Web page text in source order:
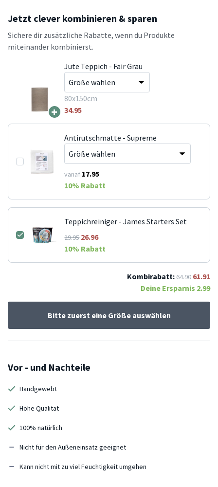
Jetzt clever kombinieren & sparen
Sichere dir zusätzliche Rabatte, wenn du Produkte
miteinander kombinierst.
+
Jute Teppich - Fair Grau
80x150cm
34.95
Antirutschmatte - Supreme
vanaf 17.95
10% Rabatt
Teppichreiniger - James Starters Set
29.9526.96
10% Rabatt
Kombirabatt:64.90 61.91
Deine Ersparnis 2.99
Bitte zuerst eine Größe auswählen
Vor - und Nachteile
Handgewebt
Hohe Qualität
100% natürlich
Nicht für den Außeneinsatz geeignet
Kann nicht mit zu viel Feuchtigkeit umgehen